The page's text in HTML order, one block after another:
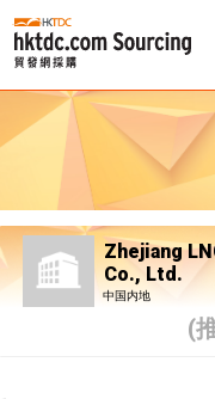
Zhejiang
Co., Ltd.
中国内地
(